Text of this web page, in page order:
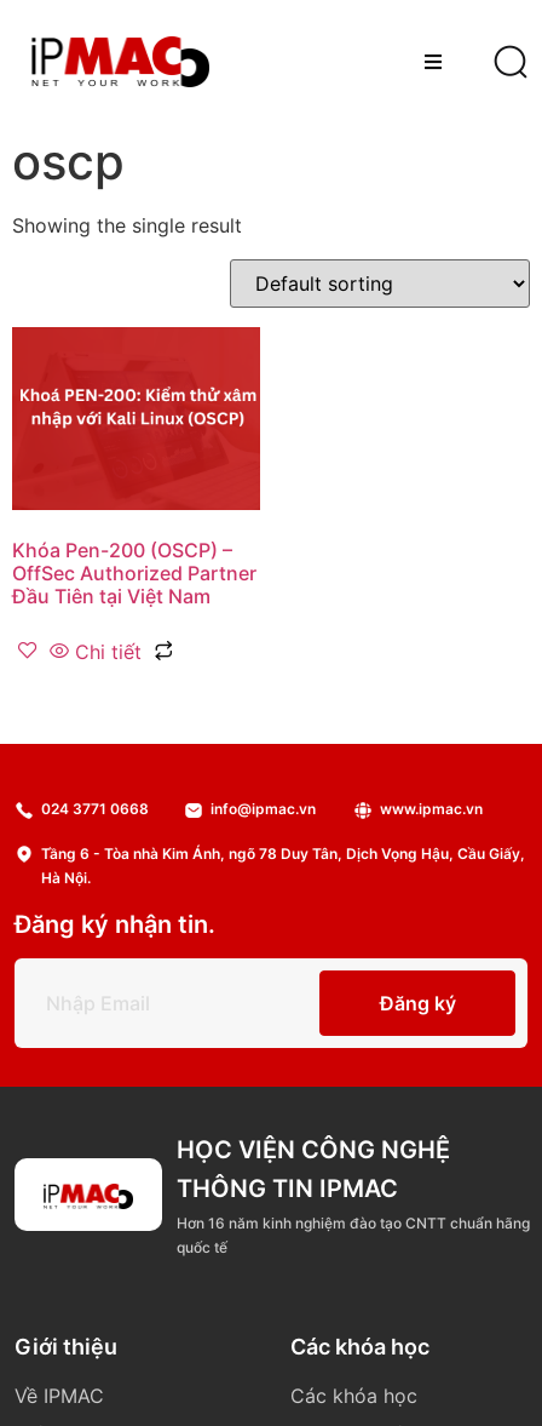
oscp
Showing the single result
Khóa Pen-200 (OSCP) –
OffSec Authorized Partner
Đầu Tiên tại Việt Nam
Chi tiết
024 3771 0668 info@ipmac.vn www.ipmac.vn
Tầng 6 - Tòa nhà Kim Ánh, ngõ 78 Duy Tân, Dịch Vọng Hậu, Cầu Giấy,
Hà Nội.
Đăng ký nhận tin.
Đăng ký
HỌC VIỆN CÔNG NGHỆ
THÔNG TIN IPMAC
Hơn 16 năm kinh nghiệm đào tạo CNTT chuẩn hãng
quốc tế
Giới thiệu
Về IPMAC
Các khóa học
Các khóa học